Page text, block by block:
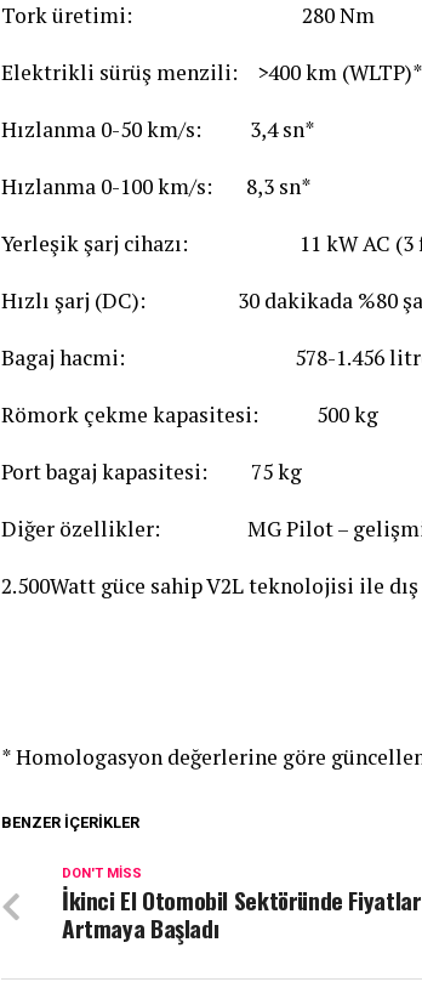
Tork üretimi: 280 Nm
Elektrikli sürüş menzili: >400 km (WLTP)*
Hızlanma 0-50 km/s: 3,4 sn*
Hızlanma 0-100 km/s: 8,3 sn*
Yerleşik şarj cihazı: 11 kW AC (3
Hızlı şarj (DC): 30 dakikada %80
Bagaj hacmi: 578-1.456
Römork çekme kapasitesi: 500 kg
Port bagaj kapasitesi: 75 kg
Diğer özellikler: MG Pilot – gelişmiş
2.500Watt güce sahip V2L teknolojisi ile
* Homologasyon değerlerine göre
BENZER İÇERIKLER
DON'T MISS
İkinci El Otomobil Sektöründe Fiyatlar
Artmaya Başladı